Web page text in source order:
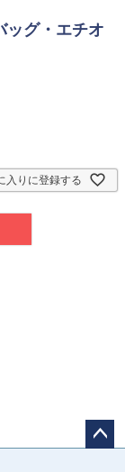
ッグ・エチオ
入りに登録する